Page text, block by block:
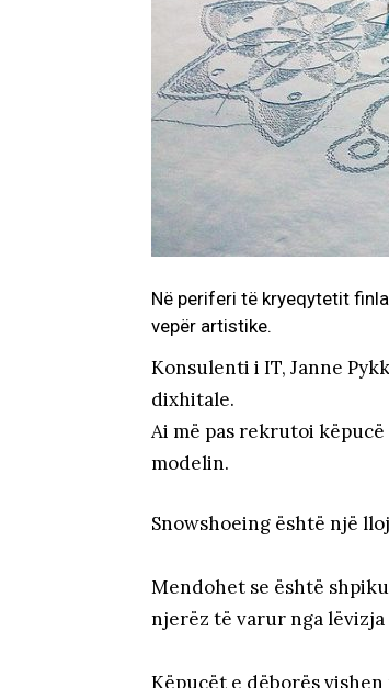
Në periferi të kryeqytetit
vepër artistike.
Konsulenti i IT, Janne
dixhitale.
Ai më pas rekrutoi
modelin.
Snowshoeing është një
Mendohet se është
njerëz të varur nga
Këpucët e dëborës